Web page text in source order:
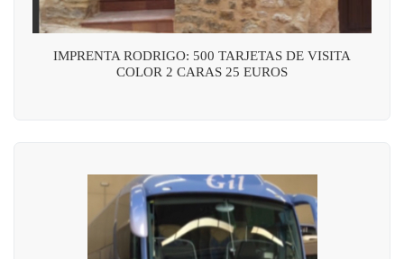
IMPRENTA RODRIGO: 500 TARJETAS DE VISITA
COLOR 2 CARAS 25 EUROS